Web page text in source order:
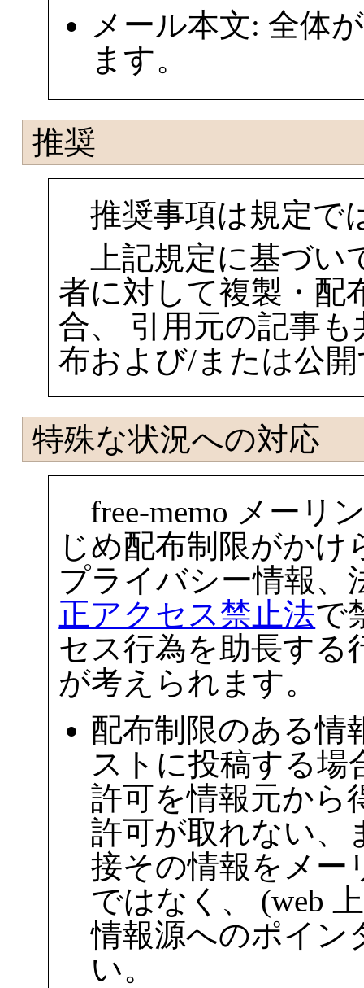
メール本文: 全体
ます。
推奨
推奨事項は規定で
上記規定に基づい
者に対して複製・配
合、 引用元の記事
布および/または公
特殊な状況への対応
free-memo メーリ
じめ配布制限がか
プライバシー情報
正アクセス禁止法で
セス行為を助長する
が考えられます。
配布制限のある情
ストに投稿する場
許可を情報元から
許可が取れない、
接その情報をメー
ではなく、 (web
情報源へのポイン
い。